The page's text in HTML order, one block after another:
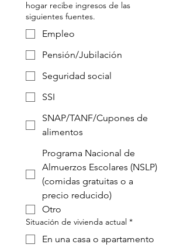
hogar recibe ingresos de las
siguientes fuentes.
Empleo
Pensión/Jubilación
Seguridad social
SSI
SNAP/TANF/Cupones de
alimentos
Programa Nacional de
Almuerzos Escolares (NSLP)
(comidas gratuitas o a
precio reducido)
Otro
Situación de vivienda actual *
En una casa o apartamento